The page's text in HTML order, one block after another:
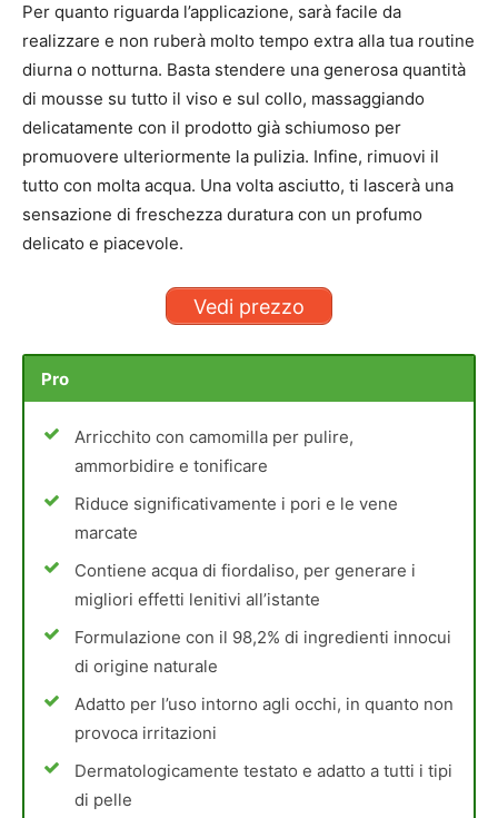
Per quanto riguarda l’applicazione, sarà facile da
realizzare e non ruberà molto tempo extra alla tua routine
diurna o notturna. Basta stendere una generosa quantità
di mousse su tutto il viso e sul collo, massaggiando
delicatamente con il prodotto già schiumoso per
promuovere ulteriormente la pulizia. Infine, rimuovi il
tutto con molta acqua. Una volta asciutto, ti lascerà una
sensazione di freschezza duratura con un profumo
delicato e piacevole.
Vedi prezzo
Pro
Arricchito con camomilla per pulire,
ammorbidire e tonificare
Riduce significativamente i pori e le vene
marcate
Contiene acqua di fiordaliso, per generare i
migliori effetti lenitivi all’istante
Formulazione con il 98,2% di ingredienti innocui
di origine naturale
Adatto per l’uso intorno agli occhi, in quanto non
provoca irritazioni
Dermatologicamente testato e adatto a tutti i tipi
di pelle